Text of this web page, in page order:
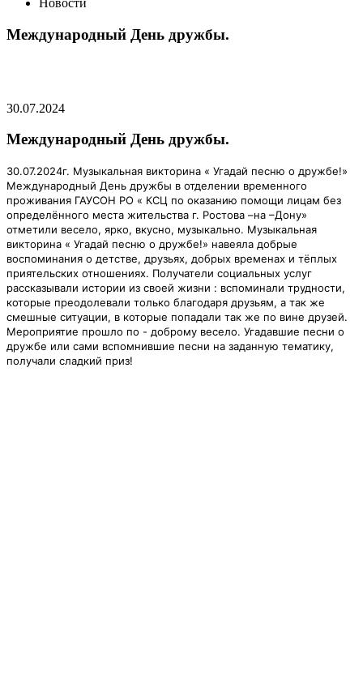
Новости
Международный День дружбы.
30.07.2024
Международный День дружбы.
30.07.2024г. Музыкальная викторина « Угадай песню о дружбе!»
Международный День дружбы в отделении временного
проживания ГАУСОН РО « КСЦ по оказанию помощи лицам без
определённого места жительства г. Ростова –на –Дону»
отметили весело, ярко, вкусно, музыкально. Музыкальная
викторина « Угадай песню о дружбе!» навеяла добрые
воспоминания о детстве, друзьях, добрых временах и тёплых
приятельских отношениях. Получатели социальных услуг
рассказывали истории из своей жизни : вспоминали трудности,
которые преодолевали только благодаря друзьям, а так же
смешные ситуации, в которые попадали так же по вине друзей.
Мероприятие прошло по - доброму весело. Угадавшие песни о
дружбе или сами вспомнившие песни на заданную тематику,
получали сладкий приз!